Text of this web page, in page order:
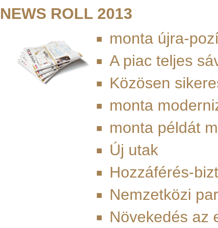
NEWS ROLL 2013
monta újra-
A piac teljes
Közösen
monta
monta példát
Új utak
Hozzáférés-
Nemzetközi
Növekedés az